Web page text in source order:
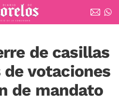
de casillas
votaciones
de mandato